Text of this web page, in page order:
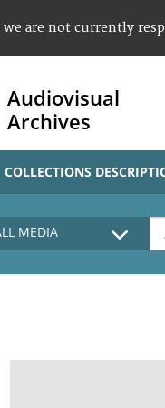
are not currently
Audiovisual
Archives
COLLECTIONS
MEDIA